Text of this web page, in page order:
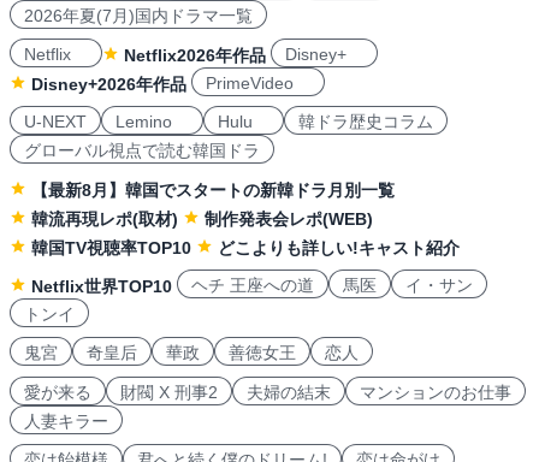
2026年夏(7月)国内ドラマ一覧
Netflix
Netflix2026年作品
Disney+
Disney+2026年作品
PrimeVideo
U-NEXT
Lemino Hulu
韓ドラ歴史コラム
グローバル視点で読む韓国ドラ
【最新8月】韓国でスタートの新韓ドラ月別一覧
韓流再現レポ(取材)
制作発表会レポ(WEB)
韓国TV視聴率TOP10
どこよりも詳しい!キャスト紹介
Netflix世界TOP10
ヘチ 王座への道 馬医
イ・サン
トンイ
鬼宮
奇皇后 華政 善徳女王 恋人
愛が来る 財閥 X 刑事2 夫婦の結末
マンションのお仕事
人妻キラー